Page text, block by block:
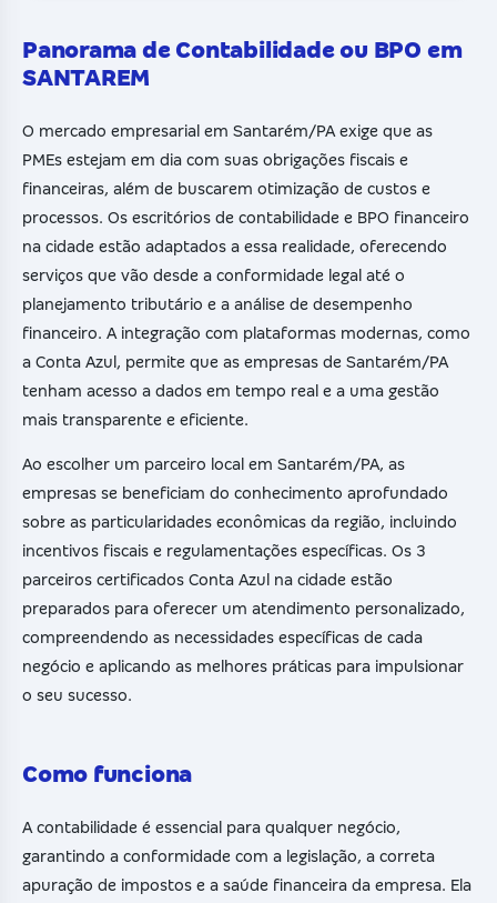
Panorama de Contabilidade ou BPO em
SANTAREM
O mercado empresarial em Santarém/PA exige que as
PMEs estejam em dia com suas obrigações fiscais e
financeiras, além de buscarem otimização de custos e
processos. Os escritórios de contabilidade e BPO financeiro
na cidade estão adaptados a essa realidade, oferecendo
serviços que vão desde a conformidade legal até o
planejamento tributário e a análise de desempenho
financeiro. A integração com plataformas modernas, como
a Conta Azul, permite que as empresas de Santarém/PA
tenham acesso a dados em tempo real e a uma gestão
mais transparente e eficiente.
Ao escolher um parceiro local em Santarém/PA, as
empresas se beneficiam do conhecimento aprofundado
sobre as particularidades econômicas da região, incluindo
incentivos fiscais e regulamentações específicas. Os 3
parceiros certificados Conta Azul na cidade estão
preparados para oferecer um atendimento personalizado,
compreendendo as necessidades específicas de cada
negócio e aplicando as melhores práticas para impulsionar
o seu sucesso.
Como funciona
A contabilidade é essencial para qualquer negócio,
garantindo a conformidade com a legislação, a correta
apuração de impostos e a saúde financeira da empresa. Ela